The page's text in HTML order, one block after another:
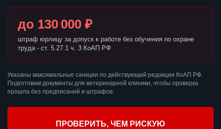
до 130 000 ₽
штраф юрлицу за допуск к работе без обучения по охране
труда - ст. 5.27.1 ч. 3 КоАП РФ
Указаны максимальные санкции по действующей редакции КоАП РФ.
Подготовим документы для ветеринарной клиники, чтобы проверка
прошла без предписаний и штрафов.
ПРОВЕРИТЬ, ЧЕМ РИСКУЮ